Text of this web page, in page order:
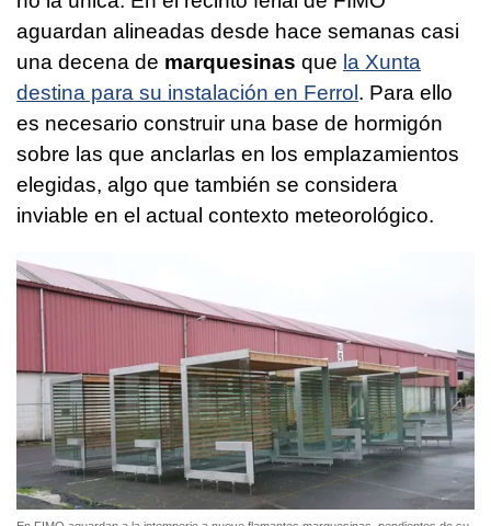
aguardan alineadas desde hace semanas casi
una decena de marquesinas que la Xunta
destina para su instalación en Ferrol . Para ello
es necesario construir una base de hormigón
sobre las que anclarlas en los emplazamientos
elegidas, algo que también se considera
inviable en el actual contexto meteorológico.